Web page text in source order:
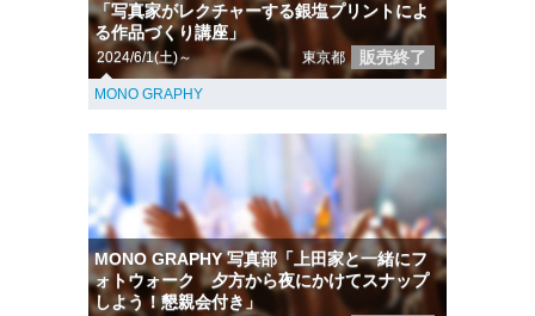
「写真家がレクチャーする銀塩プリントによ
る作品づくり講座」
2024/6/1(土)～ 東京都 販売終了
MONO GRAPHY
MONO GRAPHY 写真部「上田家と一緒にフ
ォトウォーク 夕方から夜にかけてスナップ
しよう！懇親会付き」